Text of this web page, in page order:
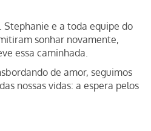
Stephanie e a toda equipe do
sonhar novamente,
essa caminhada.
de amor, seguimos
nossas vidas: a espera pelos